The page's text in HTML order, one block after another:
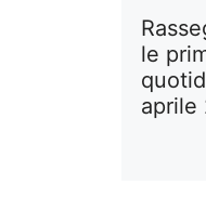
le
aprile